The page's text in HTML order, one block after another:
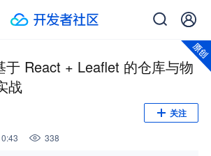
于 React + Leaflet 的仓库与物
战
关注
338